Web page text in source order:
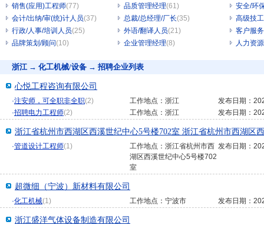
销售(应用)工程师(77) 品质管理经理(61)
安全/环
会计/出纳/审(统)计人员(37) 总裁/总经理/厂长(35)
高级技工
行政/人事/培训人员(25) 外语/翻译人员(21)
客户服
品牌策划/顾问(10) 企业管理经理(8) 人力资
浙江 → 化工机械/设备 → 招聘企业列表
心悦工程咨询有限公司
·注安师，可全职非全职(2) 工作地点：浙江
发布日期：
·招聘电力工程师(2) 工作地点：浙江 发布日期：
浙江省杭州市西湖区西溪世纪中心5号楼702室 浙江省杭州市西湖区
·管道设计工程师(1)
工作地点：浙江省杭州市西
湖区西溪世纪中心5号楼702
室
发布日期：
超微细（宁波）新材料有限公司
·化工机械(1) 工作地点：宁波市 发布日期：
浙江盛洋气体设备制造有限公司